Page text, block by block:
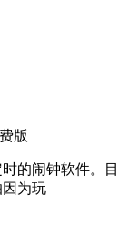
版
的闹钟软件。
为玩